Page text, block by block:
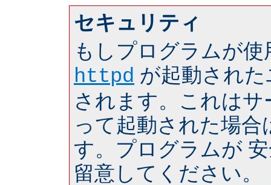
セキュリティ
もしプログラムが
httpd が起動され
されます。これは
って起動された場合
す。プログラムが
留意してください。